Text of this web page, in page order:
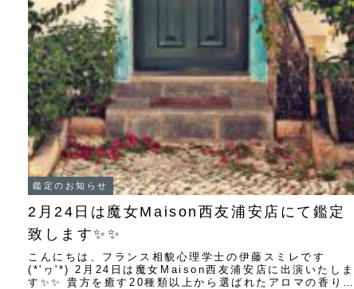
鑑定のお知らせ
2月24日は魔女Maison西友浦安店にて鑑定
致します✨✨
こんにちは、フランス相貌心理学士の伊藤スミレです
(*'ヮ'*) 2月24日は魔女Maison西友浦安店に出演いたしま
す✨✨ 貴方を癒す20種類以上から選ばれたアロマの香りに